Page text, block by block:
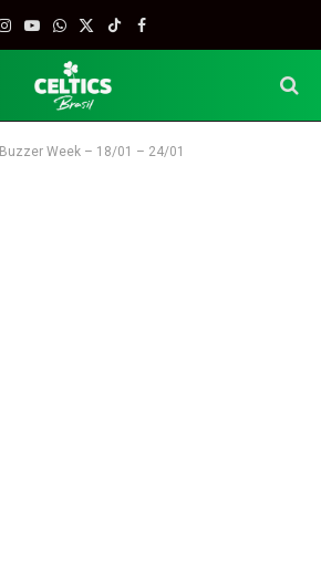
Instagram
YouTube
WhatsApp
X
TikTokFacebook
Buzzer Week – 18/01 – 24/01